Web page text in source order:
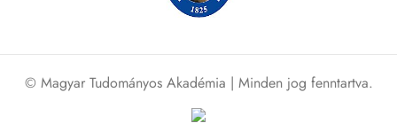
© Magyar Tudományos Akadémia | Minden jog fenntartva.